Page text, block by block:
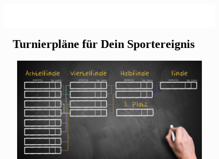
Turnierpläne für Dein Sportereignis